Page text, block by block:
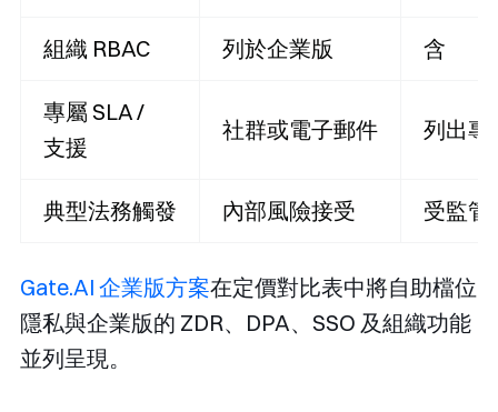
組織 RBAC 列於企業版 含
專屬 SLA /
支援
社群或電子郵件 列出專
典型法務觸發 內部風險接受 受監管
Gate.AI 企業版方案在定價對比表中將自助檔位
隱私與企業版的 ZDR、DPA、SSO 及組織功能
並列呈現。